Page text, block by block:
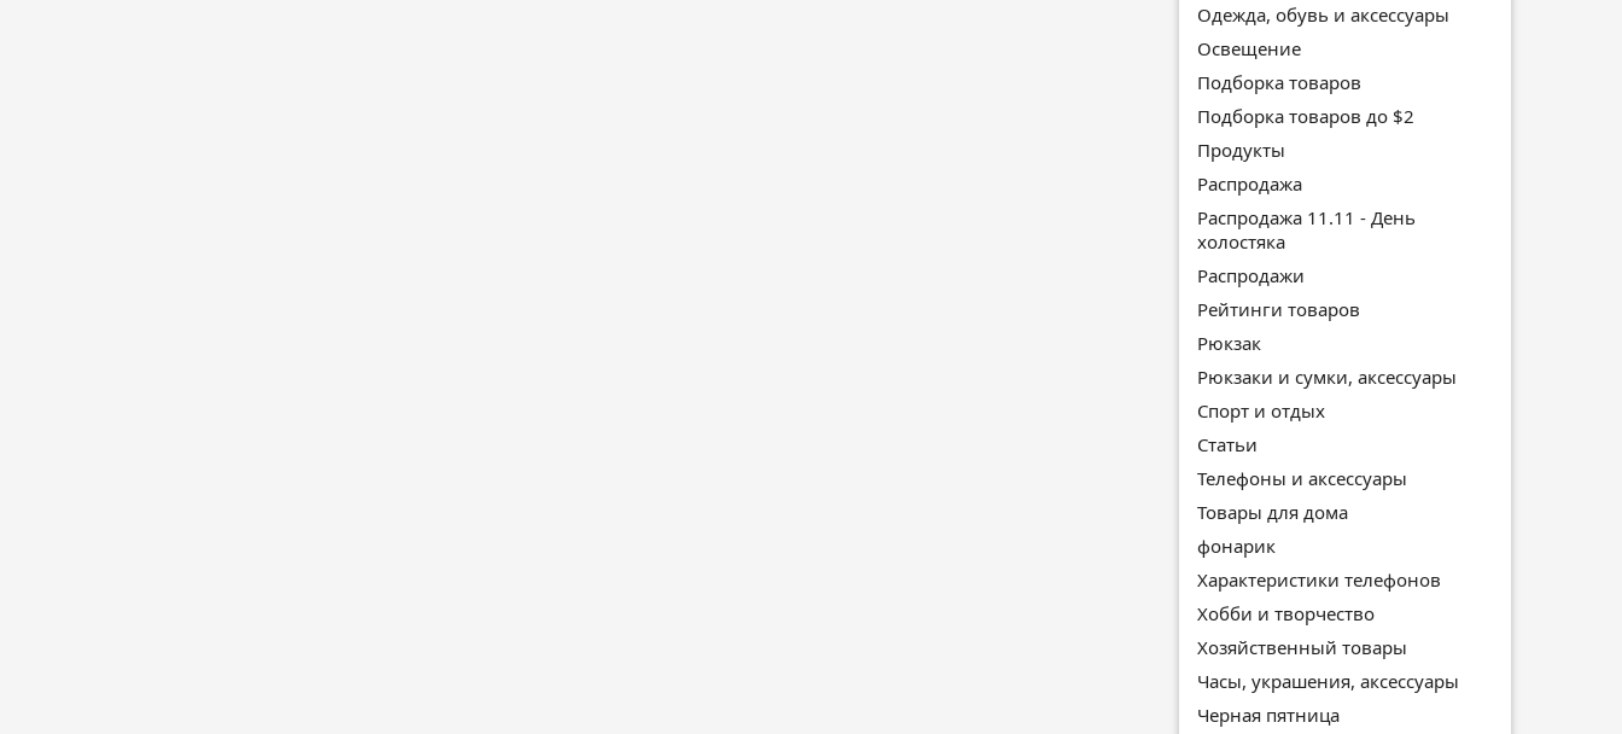
Одежда, обувь и аксессуары
Освещение
Подборка товаров
Подборка товаров до $2
Продукты
Распродажа
Распродажа 11.11 - День
холостяка
Распродажи
Рейтинги товаров
Рюкзак
Рюкзаки и сумки, аксессуары
Спорт и отдых
Статьи
Телефоны и аксессуары
Товары для дома
фонарик
Характеристики телефонов
Хобби и творчество
Хозяйственный товары
Часы, украшения, аксессуары
Черная пятница